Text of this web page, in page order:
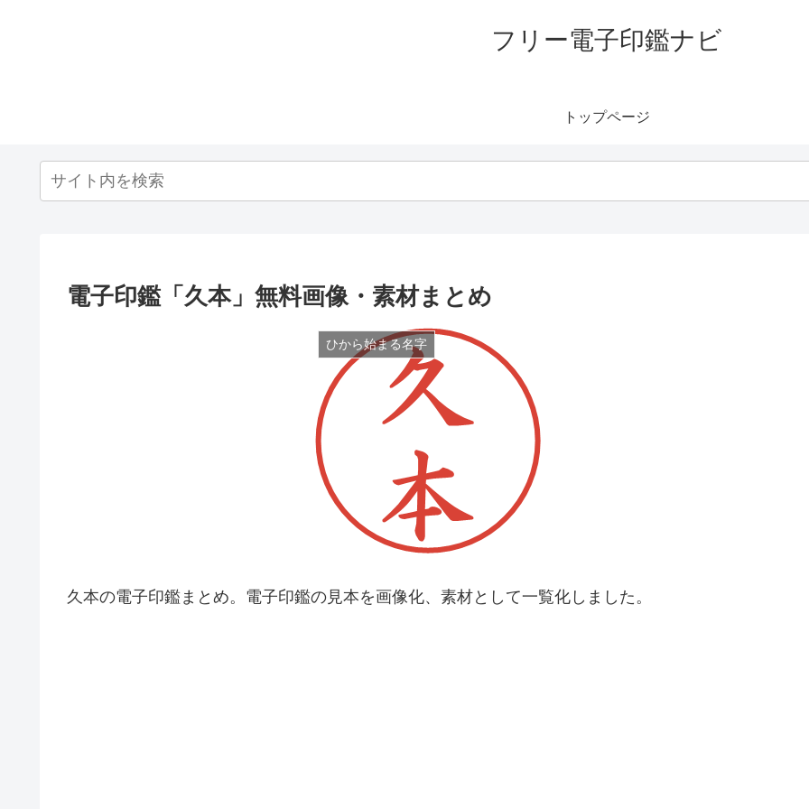
フリー電子印鑑ナビ
トップページ
電子印鑑「久本」無料画像・素材まとめ
ひから始まる名字
久本の電子印鑑まとめ。電子印鑑の見本を画像化、素材として一覧化しました。